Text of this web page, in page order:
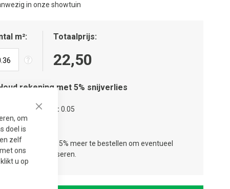
om
doel is
zelf
ons
klikt u op
in onze showtuin
m² Totaalprijs
22,50
rekening met 5% snijverlies
verpakkingen
0.05
lagen
Wij adviseren 5% meer te bestellen om eventueel
te compenseren.